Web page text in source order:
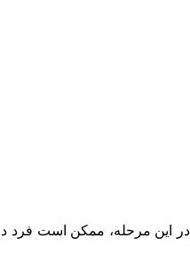
در این مرحله، ممکن است